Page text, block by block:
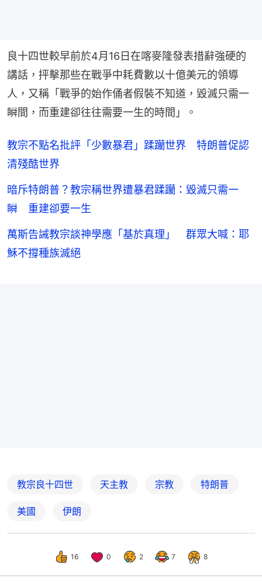
良十四世較早前於4月16日在喀麥隆發表措辭強硬的
講話，抨擊那些在戰爭中耗費數以十億美元的領導
人，又稱「戰爭的始作俑者假裝不知道，毀滅只需一
瞬間，而重建卻往往需要一生的時間」。
教宗不點名批評「少數暴君」蹂躪世界 特朗普促認
清殘酷世界
暗斥特朗普？教宗稱世界遭暴君蹂躪：毀滅只需一
瞬 重建卻要一生
萬斯告誡教宗談神學應「基於真理」 群眾大喊：耶
穌不撐種族滅絕
教宗良十四世 天主教 宗教 特朗普
美國 伊朗
16 0 2 7 8